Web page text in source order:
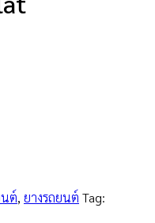
นต์, ยางรถยนต์ Tag: